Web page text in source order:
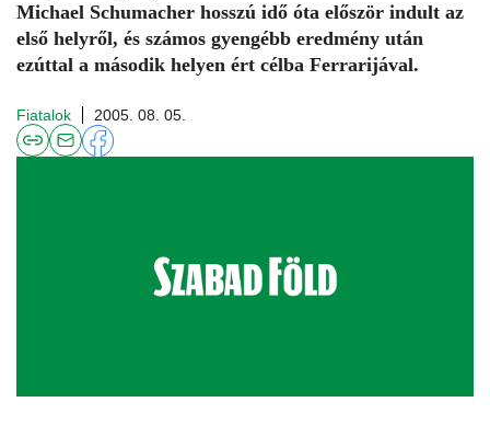
Michael Schumacher hosszú idő óta először indult az
első helyről, és számos gyengébb eredmény után
ezúttal a második helyen ért célba Ferrarijával.
Fiatalok 2005. 08. 05.